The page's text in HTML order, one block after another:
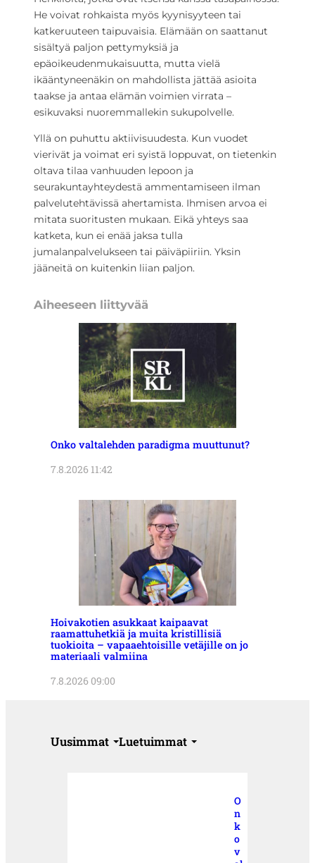
He voivat rohkaista myös kyynisyyteen tai
katkeruuteen taipuvaisia. Elämään on saattanut
sisältyä paljon pettymyksiä ja
epäoikeudenmukaisuutta, mutta vielä
ikääntyneenäkin on mahdollista jättää asioita
taakse ja antaa elämän voimien virrata –
esikuvaksi nuoremmallekin sukupolvelle.
Yllä on puhuttu aktiivisuudesta. Kun vuodet
vierivät ja voimat eri syistä loppuvat, on tietenkin
oltava tilaa vanhuuden lepoon ja
seurakuntayhteydestä ammentamiseen ilman
palvelutehtävissä ahertamista. Ihmisen arvoa ei
mitata suoritusten mukaan. Eikä yhteys saa
katketa, kun ei enää jaksa tulla
jumalanpalvelukseen tai päiväpiiriin. Yksin
jääneitä on kuitenkin liian paljon.
Aiheeseen liittyvää
Onko valtalehden paradigma muuttunut?
7.8.2026 11:42
Hoivakotien asukkaat kaipaavat
raamattuhetkiä ja muita kristillisiä
tuokioita – vapaaehtoisille vetäjille on jo
materiaali valmiina
7.8.2026 09:00
Uusimmat Luetuimmat
O
n
k
o
v